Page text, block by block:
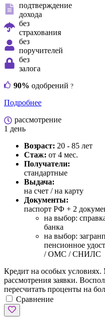
подтверждение
дохода
без
страхования
без
поручителей
без
залога
90% одобрений ?
Подробнее
рассмотрение
1 день
Возраст: 20 - 85 лет
Стаж: от 4 мес.
Получатели:
стандартные
Выдача:
на счет / на карту
Документы:
паспорт РФ + 2
на выбор:
банка
на выбор:
пенсионное
/ ОМС / СНИЛС
Кредит на особых
рассмотрения заявки.
пересчитать проценты на
Сравнение